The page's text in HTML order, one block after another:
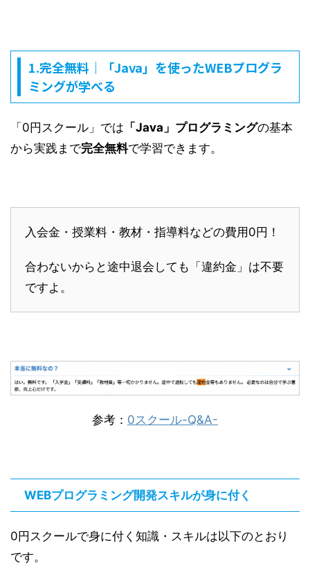
1.完全無料｜「Java」を使ったWEBプログラ
ミングが学べる
「0円スクール」では 「Java」プログラミングの基本
から実践まで完全無料で学習できます。
入会金・授業料・教材・指導料などの費用0円！
合わないからと途中退会しても「違約金」は不要
ですよ。
参考： 0スクール-Q&A-
WEBプログラミング開発スキルが身に付く
0円スクールで身に付く知識・スキルは以下のとおり
です。